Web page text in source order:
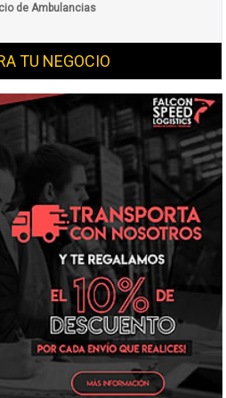
de Ambulancias
TU NEGOCIO